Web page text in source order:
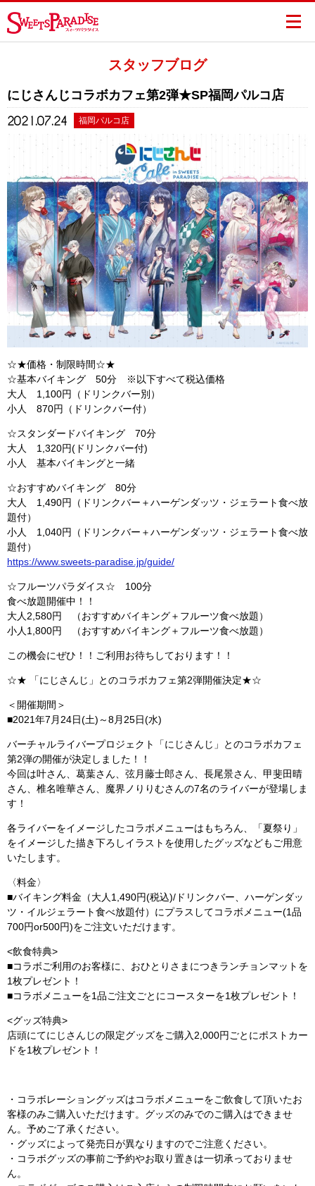
スタッフブログ
にじさんじコラボカフェ第2弾★SP福岡パルコ店
2021.07.24 福岡パルコ店
☆★価格・制限時間☆★
☆基本バイキング 50分 ※以下すべて税込価格
大人 1,100円（ドリンクバー別）
小人 870円（ドリンクバー付）
☆スタンダードバイキング 70分
大人 1,320円(ドリンクバー付)
小人 基本バイキングと一緒
☆おすすめバイキング 80分
大人 1,490円（ドリンクバー＋ハーゲンダッツ・ジェラート食べ放
題付）
小人 1,040円（ドリンクバー＋ハーゲンダッツ・ジェラート食べ放
題付）
https://www.sweets-paradise.jp/guide/
☆フルーツパラダイス☆ 100分
食べ放題開催中！！
大人2,580円 （おすすめバイキング＋フルーツ食べ放題）
小人1,800円 （おすすめバイキング＋フルーツ食べ放題）
この機会にぜひ！！ご利用お待ちしております！！
☆★ 「にじさんじ」とのコラボカフェ第2弾開催決定★☆
＜開催期間＞
■2021年7月24日(土)～8月25日(水)
バーチャルライバープロジェクト「にじさんじ」とのコラボカフェ
第2弾の開催が決定しました！！
今回は叶さん、葛葉さん、弦月藤士郎さん、長尾景さん、甲斐田晴
さん、椎名唯華さん、魔界ノりりむさんの7名のライバーが登場しま
す！
各ライバーをイメージしたコラボメニューはもちろん、「夏祭り」
をイメージした描き下ろしイラストを使用したグッズなどもご用意
いたします。
〈料金〉
■バイキング料金（大人1,490円(税込)/ドリンクバー、ハーゲンダッ
ツ・イルジェラート食べ放題付）にプラスしてコラボメニュー(1品
700円or500円)をご注文いただけます。
<飲食特典>
■コラボご利用のお客様に、おひとりさまにつきランチョンマットを
1枚プレゼント！
■コラボメニューを1品ご注文ごとにコースターを1枚プレゼント！
<グッズ特典>
店頭にてにじさんじの限定グッズをご購入2,000円ごとにポストカー
ドを1枚プレゼント！
・コラボレーショングッズはコラボメニューをご飲食して頂いたお
客様のみご購入いただけます。グッズのみでのご購入はできませ
ん。予めご了承ください。
・グッズによって発売日が異なりますのでご注意ください。
・コラボグッズの事前ご予約やお取り置きは一切承っておりませ
ん。